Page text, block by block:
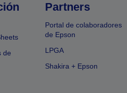
de
Partners
Portal de colaboradores
de Epson
LPGA
Shakira + Epson